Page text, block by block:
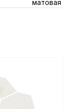
матовая